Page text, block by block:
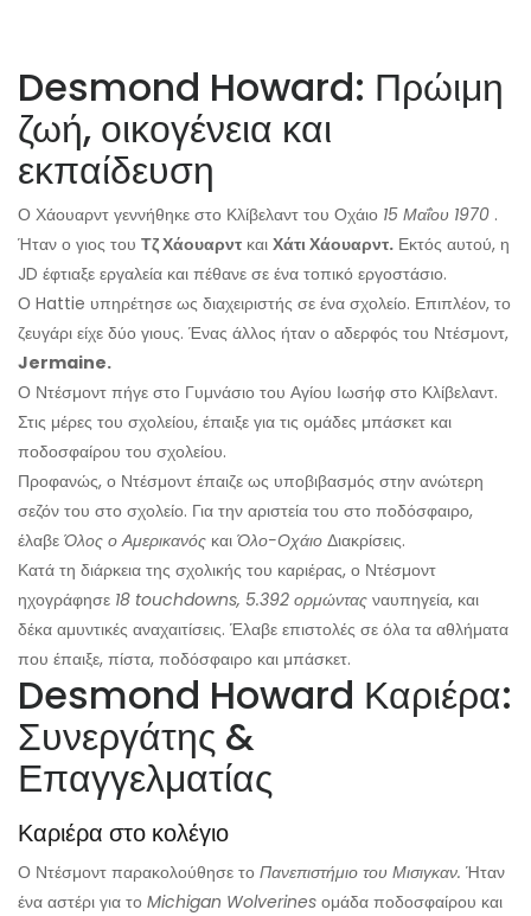
Desmond Howard: Πρώιμη
ζωή, οικογένεια και
εκπαίδευση
Ο Χάουαρντ γεννήθηκε στο Κλίβελαντ του Οχάιο 15 Μαΐου 1970 .
Ήταν ο γιος του Τζ Χάουαρντ και Χάτι Χάουαρντ. Εκτός αυτού, η
JD έφτιαξε εργαλεία και πέθανε σε ένα τοπικό εργοστάσιο.
Ο Hattie υπηρέτησε ως διαχειριστής σε ένα σχολείο. Επιπλέον, το
ζευγάρι είχε δύο γιους. Ένας άλλος ήταν ο αδερφός του Ντέσμοντ,
Jermaine.
Ο Ντέσμοντ πήγε στο Γυμνάσιο του Αγίου Ιωσήφ στο Κλίβελαντ.
Στις μέρες του σχολείου, έπαιξε για τις ομάδες μπάσκετ και
ποδοσφαίρου του σχολείου.
Προφανώς, ο Ντέσμοντ έπαιζε ως υποβιβασμός στην ανώτερη
σεζόν του στο σχολείο. Για την αριστεία του στο ποδόσφαιρο,
έλαβε Όλος ο Αμερικανός και Όλο-Οχάιο Διακρίσεις.
Κατά τη διάρκεια της σχολικής του καριέρας, ο Ντέσμοντ
ηχογράφησε 18 touchdowns, 5.392 ορμώντας ναυπηγεία, και
δέκα αμυντικές αναχαιτίσεις. Έλαβε επιστολές σε όλα τα αθλήματα
που έπαιξε, πίστα, ποδόσφαιρο και μπάσκετ.
Desmond Howard Καριέρα:
Συνεργάτης &
Επαγγελματίας
Καριέρα στο κολέγιο
Ο Ντέσμοντ παρακολούθησε το Πανεπιστήμιο του Μισιγκαν. Ήταν
ένα αστέρι για το Michigan Wolverines ομάδα ποδοσφαίρου και